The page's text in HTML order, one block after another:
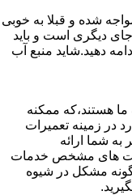
شده و قبلا به خوبی
دیگری است و باید
دهید.شاید منبع آب
هستند،که ممکنه
در زمینه تعمیرات
شما ارائه
های مشخص خدمات
مشکل در شیوه